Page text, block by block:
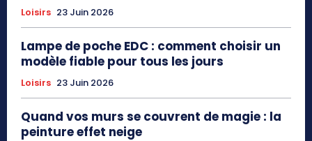
Loisirs 23 Juin 2026
Lampe de poche EDC : comment choisir un
modèle fiable pour tous les jours
Loisirs 23 Juin 2026
Quand vos murs se couvrent de magie : la
peinture effet neige